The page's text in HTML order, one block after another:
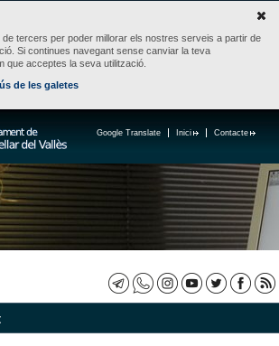
de tercers per poder millorar els nostres serveis a partir de
Si continues navegant sense canviar la teva
que acceptes la seva utilització.
de les galetes
Contacte
Inici
Google Translate